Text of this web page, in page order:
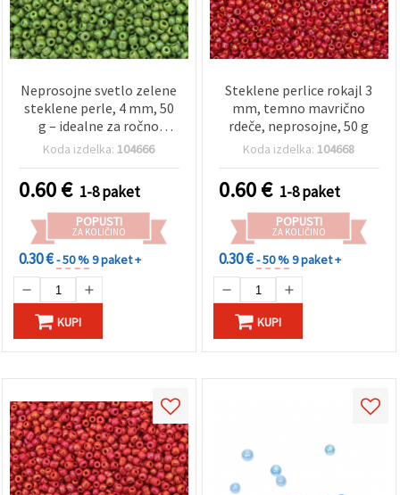
Neprosojne svetlo zelene
steklene perle, 4 mm, 50
g – idealne za ročno
izdelan nakit in
Koda izdelka: 104666
0.60€ 1-8 paket
POPUSTI
ZA KOLIČINO
0.30 €- 50 %9 paket +
KUPI
Steklene perlice rokajl 3
mm, temno mavrično
rdeče, neprosojne, 50 g
Koda izdelka: 104668
0.60€ 1-8 paket
POPUSTI
ZA KOLIČINO
0.30 €- 50 %9 paket +
KUPI